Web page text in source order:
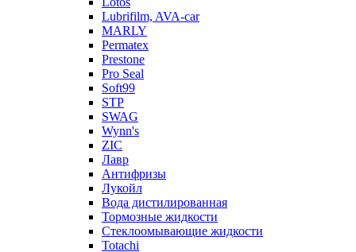
Lubrifilm, AVA-car
MARLY
Permatex
Prestone
Pro Seal
Soft99
STP
SWAG
Wynn's
ZIC
Лавр
Антифризы
Лукойл
Вода дистилированная
Тормозные жидкости
Стеклоомывающие жидкости
Totachi